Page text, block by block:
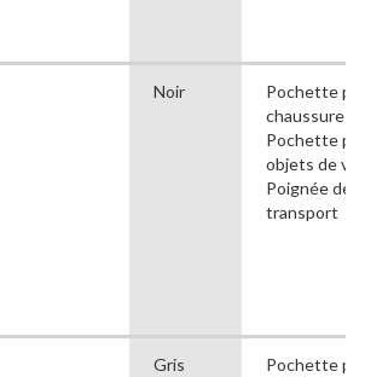
Noir
Pochette
chaussures,
Pochette
objets de
Poignée de
transport
Gris
Pochette